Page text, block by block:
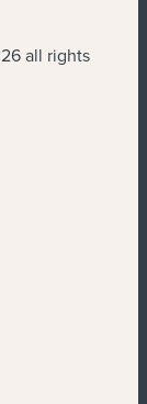
all rights